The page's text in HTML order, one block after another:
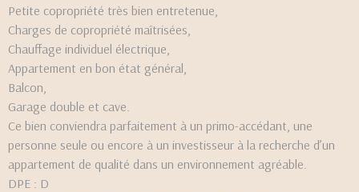
Petite copropriété très bien entretenue,
Charges de copropriété maîtrisées,
Chauffage individuel électrique,
Appartement en bon état général,
Balcon,
Garage double et cave.
Ce bien conviendra parfaitement à un primo-accédant, une
personne seule ou encore à un investisseur à la recherche d’un
appartement de qualité dans un environnement agréable.
DPE : D